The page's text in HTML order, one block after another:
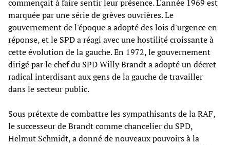
commençait à faire sentir leur présence. L'année 1969 est
marquée par une série de grèves ouvrières. Le
gouvernement de l'époque a adopté des lois d'urgence en
réponse, et le SPD a réagi avec une hostilité croissante à
cette évolution de la gauche. En 1972, le gouvernement
dirigé par le chef du SPD Willy Brandt a adopté un décret
radical interdisant aux gens de la gauche de travailler
dans le secteur public.
Sous prétexte de combattre les sympathisants de la RAF,
le successeur de Brandt comme chancelier du SPD,
Helmut Schmidt, a donné de nouveaux pouvoirs à la